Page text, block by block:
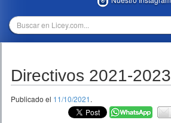
MULTIMEDIA
TEMPORADAS
Directivos 2021-2023
Publicado el 11/10/2021.